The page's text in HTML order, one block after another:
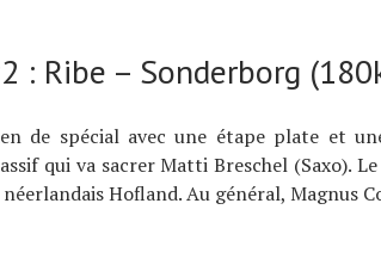
: Ribe – Sonderborg
de spécial avec une étape plate et
qui va sacrer Matti Breschel (Saxo).
néerlandais Hofland. Au général, Magnus